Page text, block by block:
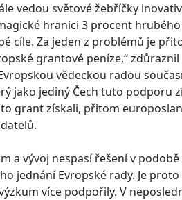
vedou světové žebříčky
hranici 3 procent
cíle. Za jeden z problémů je
grantové peníze,“
vědeckou radou
jako jediný Čech tuto podporu
grant získali, přitom
a vývoj nespasí řešení v
jednání Evropské rady. Je
více podpořily. V